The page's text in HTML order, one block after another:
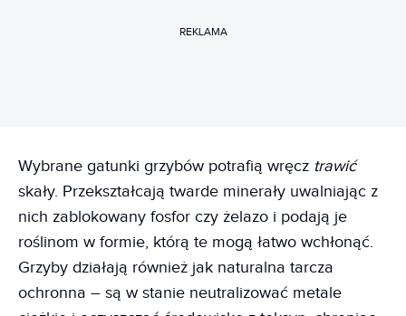
REKLAMA
Wybrane gatunki grzybów potrafią wręcz trawić
skały. Przekształcają twarde minerały uwalniając z
nich zablokowany fosfor czy żelazo i podają je
roślinom w formie, którą te mogą łatwo wchłonąć.
Grzyby działają również jak naturalna tarcza
ochronna – są w stanie neutralizować metale